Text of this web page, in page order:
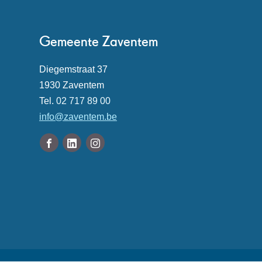
Contact
Gemeente Zaventem
Adres
Diegemstraat 37
,1930 Zaventem
Tel. 02 717 89 00
E-
mail
info@zaventem.be
VolgFacebook
LinkedinInstagram